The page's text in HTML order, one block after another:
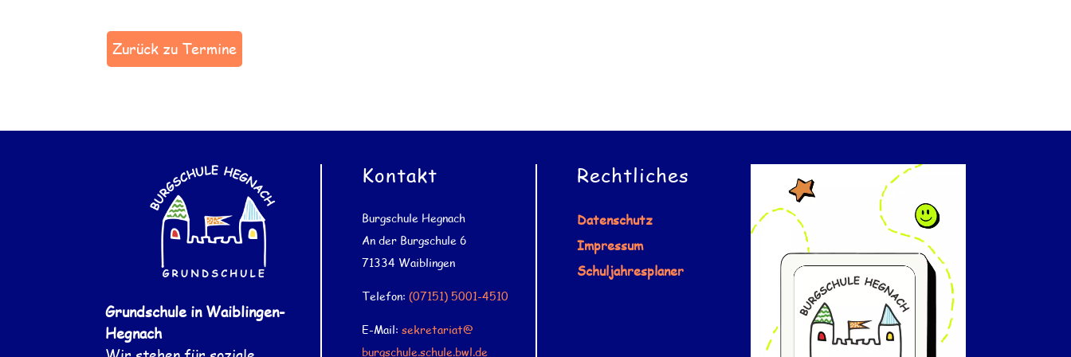
Zurück zu Termine
Grundschule in Waiblingen-
Hegnach
Kontakt
Burgschule Hegnach
An der Burgschule 6
71334 Waiblingen
Telefon: (07151) 5001-4510
E-Mail: sekretariat@
burgschule.schule.bwl.de
Rechtliches
Datenschutz
Impressum
Schuljahresplaner